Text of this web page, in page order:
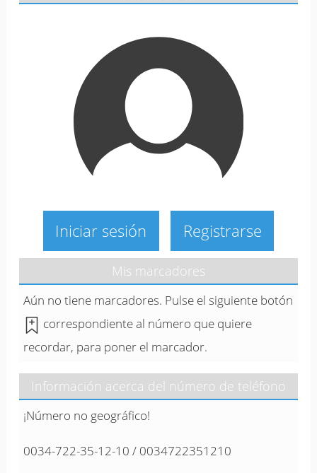
Iniciar sesión Registrarse
Mis marcadores
Aún no tiene marcadores. Pulse el siguiente botón
correspondiente al número que quiere
recordar, para poner el marcador.
Información acerca del número de teléfono
¡Número no geográfico!
0034-722-35-12-10 / 0034722351210